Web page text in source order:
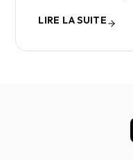
LIRE LA SUITE